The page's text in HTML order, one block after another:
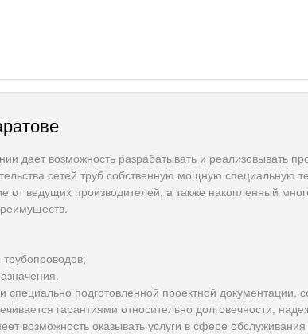
дает возможность разрабатывать и реализовывать
сетей труб собственную мощную специальную
ведущих производителей, а также накопленный
подготовленной проектной документации,
гарантиями относительно долговечности,
возможность оказывать услуги в сфере обслуживания